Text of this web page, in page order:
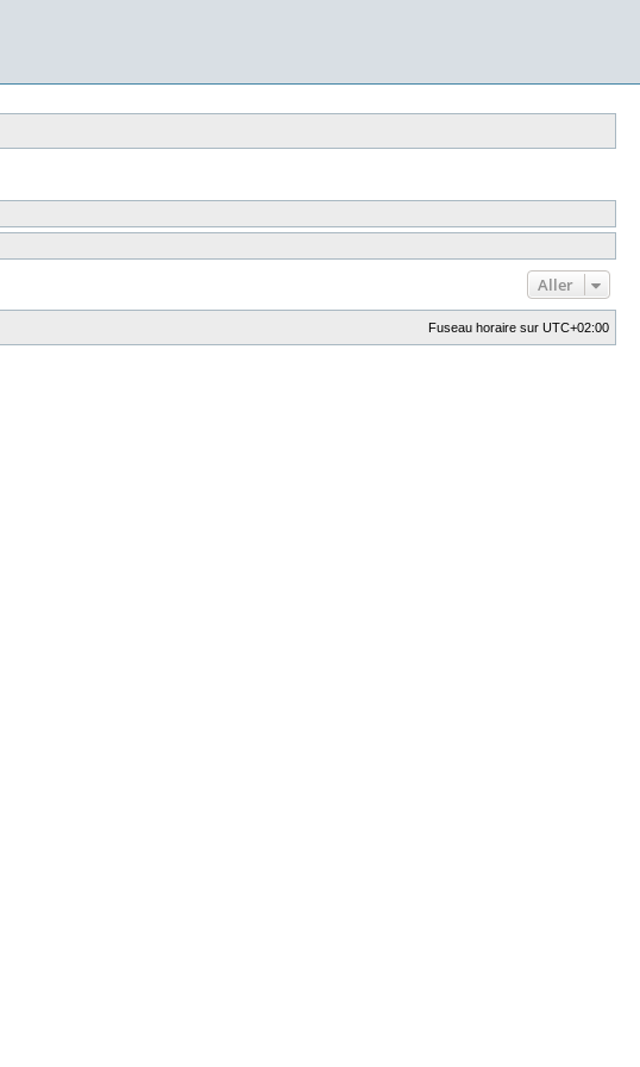
Aller
Fuseau horaire sur UTC+02:00